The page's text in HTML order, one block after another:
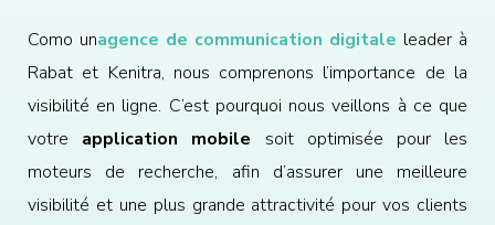
Como unagence de communication digitale leader à
Rabat et Kenitra, nous comprenons l’importance de la
visibilité en ligne. C’est pourquoi nous veillons à ce que
votre application mobile soit optimisée pour les
moteurs de recherche, afin d’assurer une meilleure
visibilité et une plus grande attractivité pour vos clients